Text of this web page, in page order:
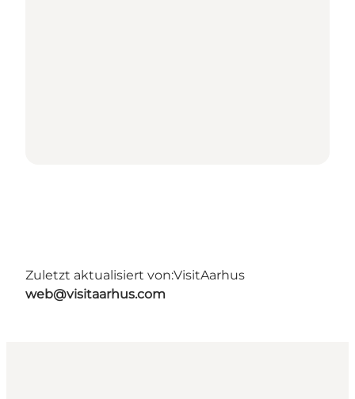
Zuletzt aktualisiert von:VisitAarhus
web@visitaarhus.com